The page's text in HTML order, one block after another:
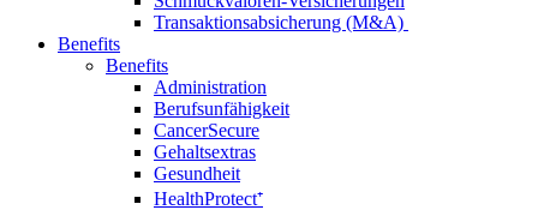
Transaktionsabsicherung (M&A)
Benefits
Benefits
Administration
Berufsunfähigkeit
CancerSecure
Gehaltsextras
Gesundheit
HealthProtect⁺